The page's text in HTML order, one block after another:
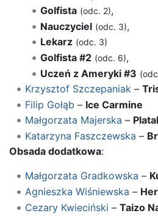
Golfista (odc. 2),
Nauczyciel (odc. 3),
Lekarz (odc. 3)
Golfista #2 (odc. 6),
Uczeń z Ameryki #3
Krzysztof Szczepaniak–
Filip Gołąb – Ice Carmine
Małgorzata Majerska –
Katarzyna Faszczewska –
Obsada dodatkowa:
Małgorzata Gradkowska –
Agnieszka Wiśniewska –
Cezary Kwieciński – Taizo